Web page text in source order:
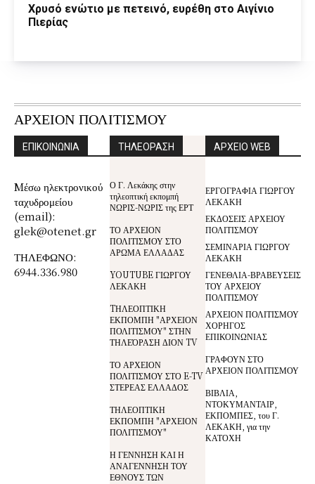
Χρυσό ενώτιο με πετεινό, ευρέθη στο Αιγίνιο
Πιερίας
ΑΡΧΕΙΟΝ ΠΟΛΙΤΙΣΜΟΥ
ΕΠΙΚΟΙΝΩΝΙΑ
Mέσω ηλεκτρονικού
ταχυδρομείου
(email):
glek@otenet.gr
ΤΗΛΕΦΩΝΟ:
6944.336.980
ΤΗΛΕΟΡΑΣΗ
Ο Γ. Λεκάκης στην
τηλεοπτική εκπομπή
ΝΩΡΙΣ-ΝΩΡΙΣ της ΕΡΤ
ΤΟ ΑΡΧΕΙΟΝ
ΠΟΛΙΤΙΣΜΟΥ ΣΤΟ
ΑΡΩΜΑ ΕΛΛΑΔΑΣ
YOUTUBE ΓΙΩΡΓΟΥ
ΛΕΚΑΚΗ
TΗΛΕΟΠΤΙΚΗ
ΕΚΠΟΜΠΗ "ΑΡΧΕΙΟΝ
ΠΟΛΙΤΙΣΜΟΥ" ΣΤΗΝ
ΤΗΛΕΌΡΑΣΗ ΔΙΟΝ TV
ΤΟ ΑΡΧΕΙΟΝ
ΠΟΛΙΤΙΣΜΟΥ ΣΤΟ E-TV
ΣΤΕΡΕΑΣ ΕΛΛΑΔΟΣ
ΤΗΛΕΟΠΤΙΚΗ
ΕΚΠΟΜΠΗ "ΑΡΧΕΙΟΝ
ΠΟΛΙΤΙΣΜΟΥ"
Η ΓΕΝΝΗΣΗ ΚΑΙ Η
ΑΝΑΓΕΝΝΗΣΗ ΤΟΥ
ΕΘΝΟΥΣ ΤΩΝ
ΑΡΧΕΙΟ WEB
ΕΡΓΟΓΡΑΦΙΑ ΓΙΩΡΓΟΥ
ΛΕΚΑΚΗ
ΕΚΔΟΣΕΙΣ ΑΡΧΕΙΟΥ
ΠΟΛΙΤΙΣΜΟΥ
ΣΕΜΙΝΑΡΙΑ ΓΙΩΡΓΟΥ
ΛΕΚΑΚΗ
ΓΕΝΕΘΛΙΑ-ΒΡΑΒΕΥΣΕΙΣ
ΤΟΥ ΑΡΧΕΙΟΥ
ΠΟΛΙΤΙΣΜΟΥ
ΑΡΧΕΙΟΝ ΠΟΛΙΤΙΣΜΟΥ
ΧΟΡΗΓΟΣ
ΕΠΙΚΟΙΝΩΝΙΑΣ
ΓΡΑΦΟΥΝ ΣΤΟ
ΑΡΧΕΙΟΝ ΠΟΛΙΤΙΣΜΟΥ
ΒΙΒΛΙΑ,
ΝΤΟΚΥΜΑΝΤΑΙΡ,
ΕΚΠΟΜΠΕΣ, του Γ.
ΛΕΚΑΚΗ, για την
ΚΑΤΟΧΗ